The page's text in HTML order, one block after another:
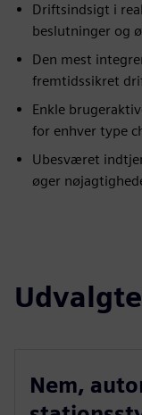
Driftsindsigt i
beslutninger og
Den mest
fremtidssikret
Enkle
for enhver type
Ubesværet
øger
Nem,